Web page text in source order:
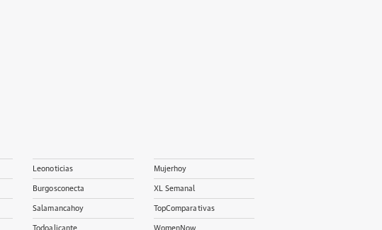
Leonoticias
Burgosconecta
Salamancahoy
Todoalicante
Mujerhoy
XL Semanal
TopComparativas
WomenNow